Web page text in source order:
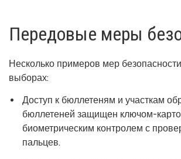
Передовые меры
Несколько примеров мер
выборах:
Доступ к бюллетеням и участкам
бюллетеней защищен ключом-
биометрическим контролем с
пальцев.